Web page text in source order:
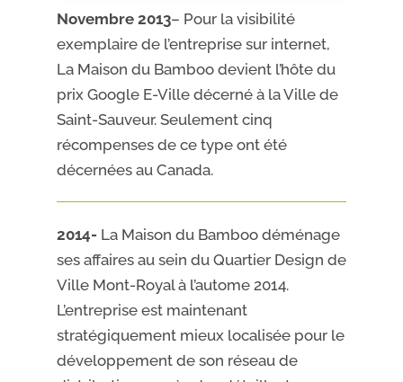
Novembre 2013– Pour la visibilité
exemplaire de l’entreprise sur internet,
La Maison du Bamboo devient l’hôte du
prix Google E-Ville décerné à la Ville de
Saint-Sauveur. Seulement cinq
récompenses de ce type ont été
décernées au Canada.
2014-La Maison du Bamboo déménage
ses affaires au sein du Quartier Design de
Ville Mont-Royal à l’autome 2014.
L’entreprise est maintenant
stratégiquement mieux localisée pour le
développement de son réseau de